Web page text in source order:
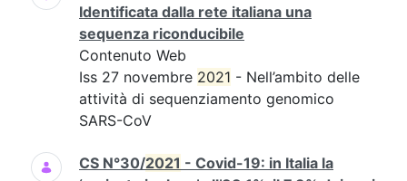
Identificata dalla rete italiana una
sequenza riconducibile
Contenuto Web
Iss 27 novembre 2021 - Nell’ambito delle
attività di sequenziamento genomico
SARS-CoV
CS N°30/2021 - Covid-19: in Italia la